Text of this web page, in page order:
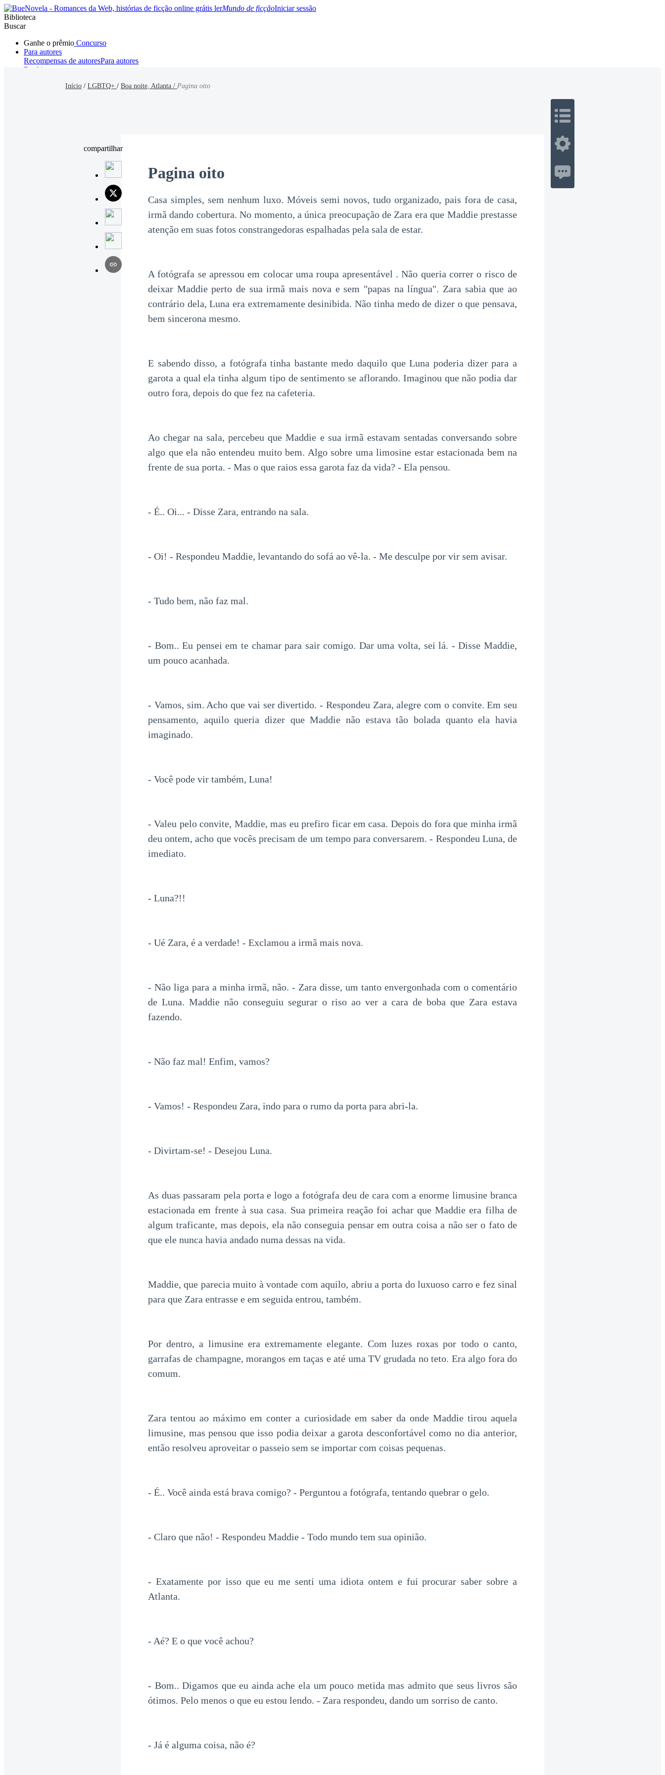
Mundo de ficçãoIniciar sessão
Biblioteca
Buscar
Ganhe o prêmio Concurso
Para autores
Recompensas de autoresPara autores
Ranking
Início / LGBTQ+ / Boa noite, Atlanta / Pagina oito
compartilhar
Pagina oito
Casa simples, sem nenhum luxo. Móveis semi novos, tudo organizado, pais fora de casa,
irmã dando cobertura. No momento, a única preocupação de Zara era que Maddie prestasse
atenção em suas fotos constrangedoras espalhadas pela sala de estar.
A fotógrafa se apressou em colocar uma roupa apresentável . Não queria correr o risco de
deixar Maddie perto de sua irmã mais nova e sem "papas na língua". Zara sabia que ao
contrário dela, Luna era extremamente desinibida. Não tinha medo de dizer o que pensava,
bem sincerona mesmo.
E sabendo disso, a fotógrafa tinha bastante medo daquilo que Luna poderia dizer para a
garota a qual ela tinha algum tipo de sentimento se aflorando. Imaginou que não podia dar
outro fora, depois do que fez na cafeteria.
Ao chegar na sala, percebeu que Maddie e sua irmã estavam sentadas conversando sobre
algo que ela não entendeu muito bem. Algo sobre uma limosine estar estacionada bem na
frente de sua porta. - Mas o que raios essa garota faz da vida? - Ela pensou.
- É.. Oi... - Disse Zara, entrando na sala.
- Oi! - Respondeu Maddie, levantando do sofá ao vê-la. - Me desculpe por vir sem avisar.
- Tudo bem, não faz mal.
- Bom.. Eu pensei em te chamar para sair comigo. Dar uma volta, sei lá. - Disse Maddie,
um pouco acanhada.
- Vamos, sim. Acho que vai ser divertido. - Respondeu Zara, alegre com o convite. Em seu
pensamento, aquilo queria dizer que Maddie não estava tão bolada quanto ela havia
imaginado.
- Você pode vir também, Luna!
- Valeu pelo convite, Maddie, mas eu prefiro ficar em casa. Depois do fora que minha irmã
deu ontem, acho que vocês precisam de um tempo para conversarem. - Respondeu Luna, de
imediato.
- Luna?!!
- Ué Zara, é a verdade! - Exclamou a irmã mais nova.
- Não liga para a minha irmã, não. - Zara disse, um tanto envergonhada com o comentário
de Luna. Maddie não conseguiu segurar o riso ao ver a cara de boba que Zara estava
fazendo.
- Não faz mal! Enfim, vamos?
- Vamos! - Respondeu Zara, indo para o rumo da porta para abri-la.
- Divirtam-se! - Desejou Luna.
As duas passaram pela porta e logo a fotógrafa deu de cara com a enorme limusine branca
estacionada em frente à sua casa. Sua primeira reação foi achar que Maddie era filha de
algum traficante, mas depois, ela não conseguia pensar em outra coisa a não ser o fato de
que ele nunca havia andado numa dessas na vida.
Maddie, que parecia muito à vontade com aquilo, abriu a porta do luxuoso carro e fez sinal
para que Zara entrasse e em seguida entrou, também.
Por dentro, a limusine era extremamente elegante. Com luzes roxas por todo o canto,
garrafas de champagne, morangos em taças e até uma TV grudada no teto. Era algo fora do
comum.
Zara tentou ao máximo em conter a curiosidade em saber da onde Maddie tirou aquela
limusine, mas pensou que isso podia deixar a garota desconfortável como no dia anterior,
então resolveu aproveitar o passeio sem se importar com coisas pequenas.
- É.. Você ainda está brava comigo? - Perguntou a fotógrafa, tentando quebrar o gelo.
- Claro que não! - Respondeu Maddie - Todo mundo tem sua opinião.
- Exatamente por isso que eu me senti uma idiota ontem e fui procurar saber sobre a
Atlanta.
- Aé? E o que você achou?
- Bom.. Digamos que eu ainda ache ela um pouco metida mas admito que seus livros são
ótimos. Pelo menos o que eu estou lendo. - Zara respondeu, dando um sorriso de canto.
- Já é alguma coisa, não é?